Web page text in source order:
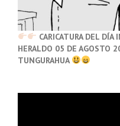
CARICATURA DEL
HERALDO 05 DE AGOSTO
TUNGURAHUA